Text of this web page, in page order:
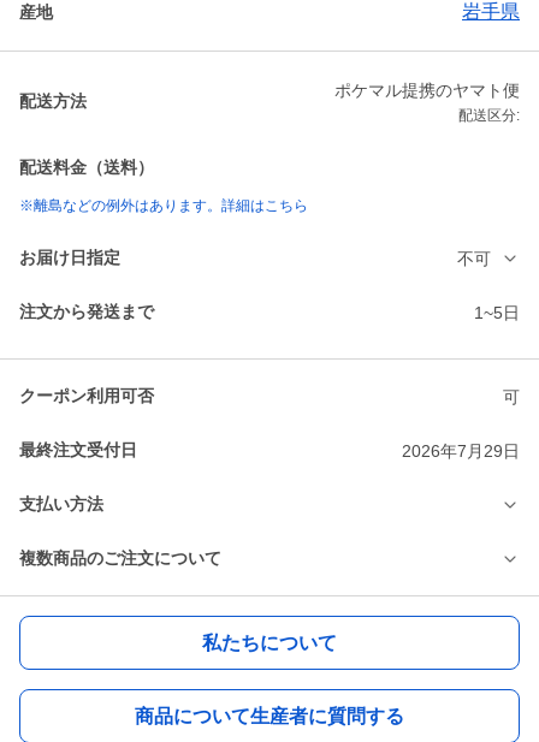
産地 岩手県
配送方法
ポケマル提携のヤマト便
配送区分:
配送料金（送料）
※離島などの例外はあります。詳細はこちら
お届け日指定 不可
注文から発送まで 1~5日
クーポン利用可否 可
最終注文受付日 2026年7月29日
支払い方法
複数商品のご注文について
私たちについて
商品について生産者に質問する